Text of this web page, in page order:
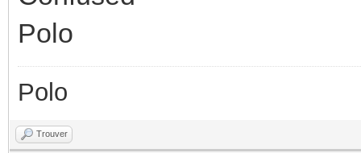
Polo
Polo
Trouver